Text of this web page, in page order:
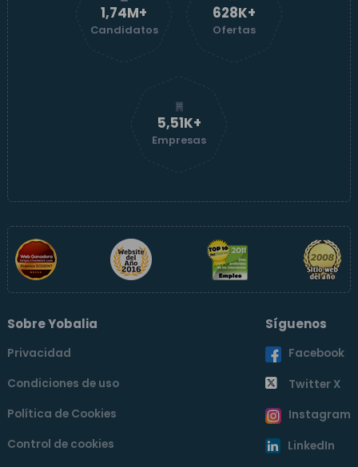
1,74M+
Candidatos
629K+
Ofertas
5,51K+
Empresas
Sobre Yobalia
Privacidad
Condiciones de uso
Política de Cookies
Control de cookies
Síguenos
Facebook
Twitter X
Instagram
LinkedIn